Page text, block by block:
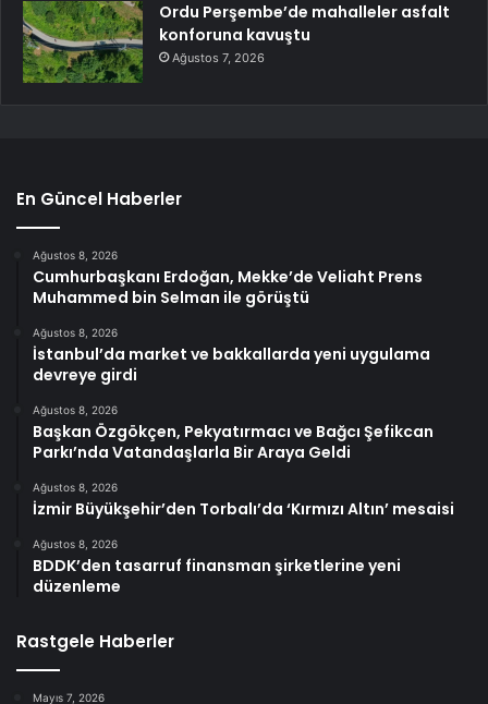
Ordu Perşembe’de mahalleler asfalt
konforuna kavuştu
Ağustos 7, 2026
En Güncel Haberler
Ağustos 8, 2026
Cumhurbaşkanı Erdoğan, Mekke’de Veliaht Prens
Muhammed bin Selman ile görüştü
Ağustos 8, 2026
İstanbul’da market ve bakkallarda yeni uygulama
devreye girdi
Ağustos 8, 2026
Başkan Özgökçen, Pekyatırmacı ve Bağcı Şefikcan
Parkı’nda Vatandaşlarla Bir Araya Geldi
Ağustos 8, 2026
İzmir Büyükşehir’den Torbalı’da ‘Kırmızı Altın’ mesaisi
Ağustos 8, 2026
BDDK’den tasarruf finansman şirketlerine yeni
düzenleme
Rastgele Haberler
Mayıs 7, 2026